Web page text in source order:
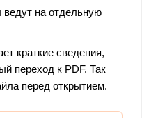
на отдельную
краткие сведения,
переход к PDF. Так
перед открытием.